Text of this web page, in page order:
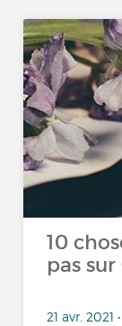
10
pas
21 avr. 2021